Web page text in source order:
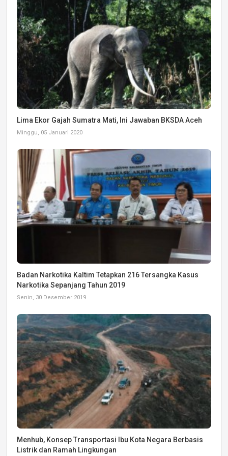
Lima Ekor Gajah Sumatra Mati, Ini Jawaban BKSDA Aceh
Minggu, 05 Januari 2020
Badan Narkotika Kaltim Tetapkan 216 Tersangka Kasus
Narkotika Sepanjang Tahun 2019
Senin, 30 Desember 2019
Menhub, Konsep Transportasi Ibu Kota Negara Berbasis
Listrik dan Ramah Lingkungan